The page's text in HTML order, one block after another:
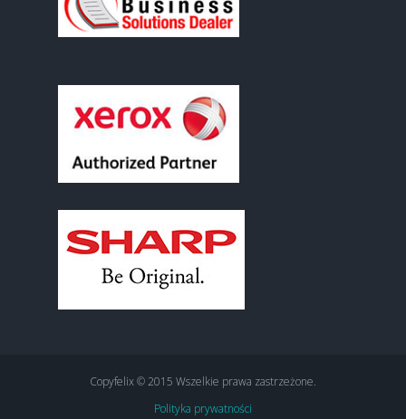
Copyfelix © 2015 Wszelkie prawa zastrzeżone.
Polityka prywatności